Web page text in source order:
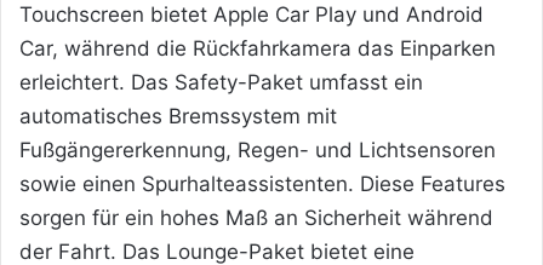
Touchscreen bietet Apple Car Play und Android
Car, während die Rückfahrkamera das Einparken
erleichtert. Das Safety-Paket umfasst ein
automatisches Bremssystem mit
Fußgängererkennung, Regen- und Lichtsensoren
sowie einen Spurhalteassistenten. Diese Features
sorgen für ein hohes Maß an Sicherheit während
der Fahrt. Das Lounge-Paket bietet eine